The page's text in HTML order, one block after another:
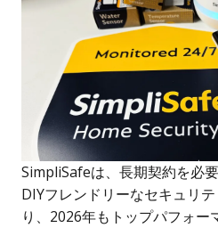
SimpliSafeは、長期契約を必
DIYフレンドリーなセキュリ
り、2026年もトップパフォー